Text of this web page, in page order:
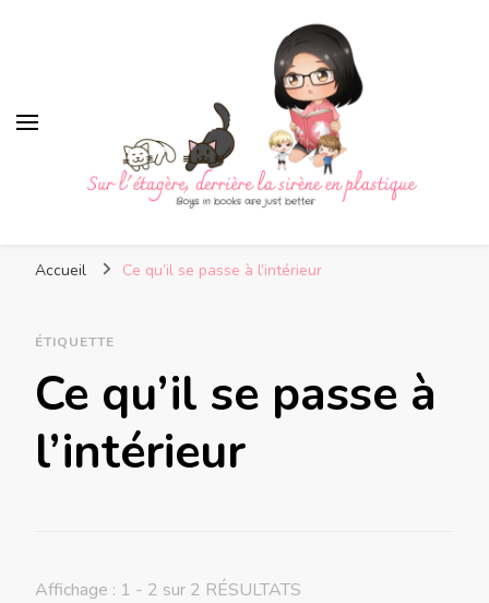
sirène en plastique
Accueil Ce qu’il se passe à l’intérieur
ÉTIQUETTE
Ce qu’il se passe à
l’intérieur
Affichage : 1 - 2 sur 2 RÉSULTATS